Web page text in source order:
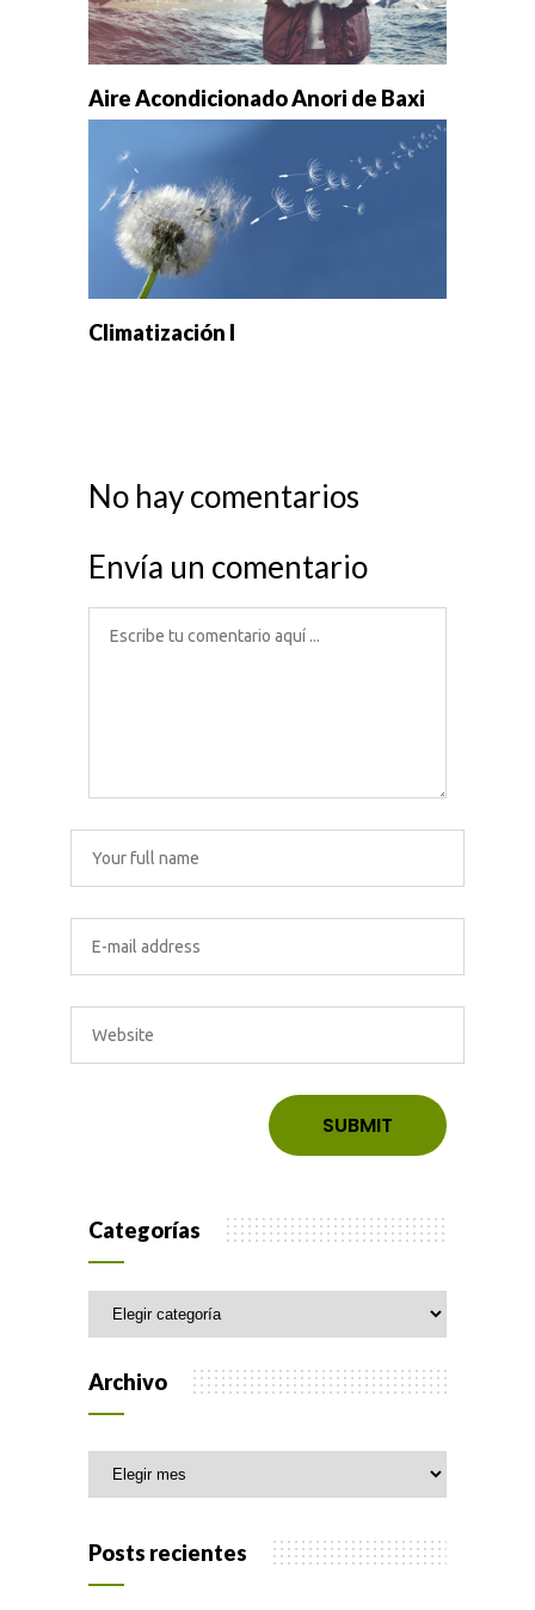
Aire Acondicionado Anori de Baxi
Climatización I
No hay comentarios
Envía un comentario
Categorías
Categorías
Archivo
Archivo
Posts recientes